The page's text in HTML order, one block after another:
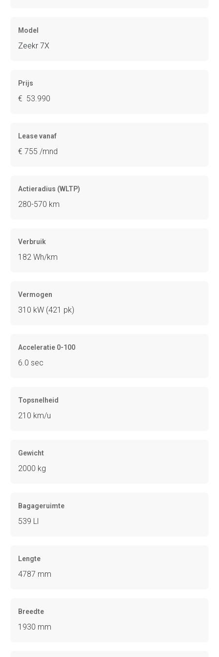
Model
Zeekr 7X
Prijs
€ 53.990
Lease vanaf
€ 755 /mnd
Actieradius (WLTP)
280-570 km
Verbruik
182 Wh/km
Vermogen
310 kW (421 pk)
Acceleratie 0-100
6.0 sec
Topsnelheid
210 km/u
Gewicht
2000 kg
Bagageruimte
539 Ll
Lengte
4787 mm
Breedte
1930 mm